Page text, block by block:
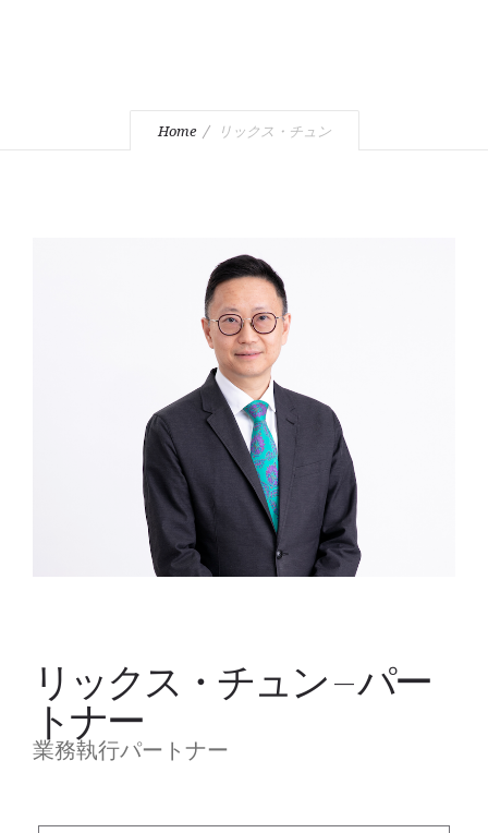
Home リックス・チュン
リックス・チュン – パー
トナー
業務執行パートナー